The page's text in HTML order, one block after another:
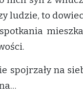
ludzie, to
spojrzały na